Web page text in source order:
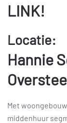
LINK!
Locatie:
Hannie
Met
middenhuur